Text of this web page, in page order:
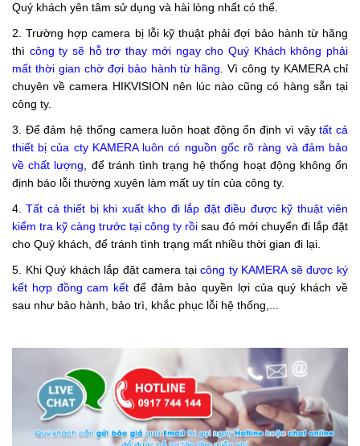
Quý khách yên tâm sử dụng và hài lòng nhất có thể.
2. Trường hợp camera bị lỗi kỹ thuật phải đợi bảo hành từ hãng
thì công ty sẽ hỗ trợ thay mới ngay cho Quý Khách không phải
mất thời gian chờ đợi bảo hành từ hãng . Vì công ty KAMERA chỉ
chuyên về camera HIKVISION nên lúc nào cũng có hàng sẵn tại
công ty.
3. Để đảm hệ thống camera luôn hoạt động ổn định vì vậytất cả
thiết bị của cty KAMERA luôn có nguồn gốc rõ ràng và đảm bảo
về chất lượng , để tránh tình trạng hệ thống hoạt động không ổn
định báo lỗi thường xuyên làm mất uy tín của công ty.
4.Tất cả thiết bị khi xuất kho đi lắp đặt điều được kỹ thuật viên
kiểm tra kỹ càng trước tại công ty rồi sau đó mới chuyển đi lắp đặt
cho Quý khách, để tránh tình trạng mất nhiều thời gian đi lại.
5. Khi Quý khách lắp đặt camera tạicông ty KAMERA sẽ được ký
kết hợp đồngcam kết để đảm bảo quyền lợi của quý khách về
sau như bảo hành, bảo trì, khắc phục lỗi hệ thống,...